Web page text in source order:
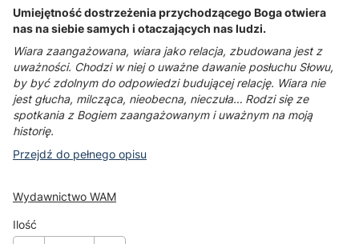
Umiejętność dostrzeżenia przychodzącego Boga otwiera
nas na siebie samych i otaczających nas ludzi.
Wiara zaangażowana, wiara jako relacja, zbudowana jest z
uważności. Chodzi w niej o uważne dawanie posłuchu Słowu,
by być zdolnym do odpowiedzi budującej relację. Wiara nie
jest głucha, milcząca, nieobecna, nieczuła… Rodzi się ze
spotkania z Bogiem zaangażowanym i uważnym na moją
historię.
Przejdź do pełnego opisu
Wydawnictwo WAM
Ilość